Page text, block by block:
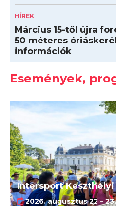
HÍREK
Március 15-től újra
50 méteres
információk
Események,
Intersport
2026. augusztus 22 – 23.